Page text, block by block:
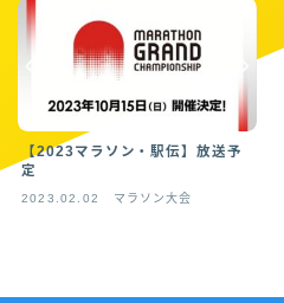
有料記事の決済完了ページ
特定商取引法に基づく表記
箱根プロジェクト
絆ランニング倶楽部
自己紹介＆ランニングスペック
運営者情報
【2023マラソン・駅伝】放送予
定
2023.02.02 マラソン大会